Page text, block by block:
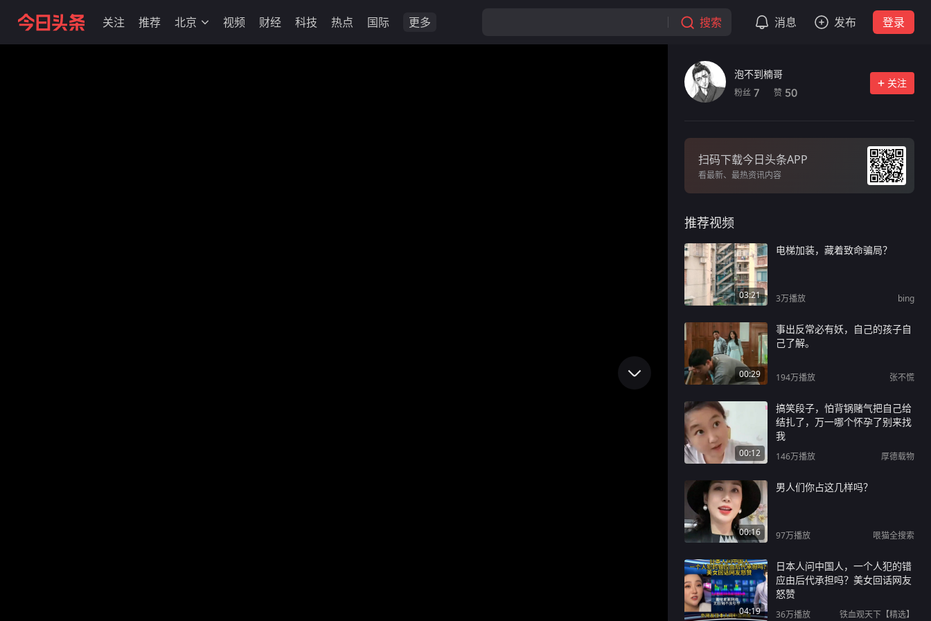
关注 推荐 北京 视频 财经 科技 热点 国际 更多 搜索 消息 发布 登录
泡不到楠哥
粉丝 7 赞 50
关注
扫码下载今日头条APP
看最新、最热资讯内容
推荐视频
03:21
电梯加装，藏着致命骗局？
3万播放 bing
00:29
事出反常必有妖，自己的孩子自
己了解。
194万播放 张不慌
00:12
搞笑段子，怕背锅赌气把自己给
结扎了，万一哪个怀孕了别来找
我
146万播放 厚德载物
00:16
男人们你占这几样吗？
97万播放 哏猫全搜索
04:19
日本人问中国人，一个人犯的错
应由后代承担吗？美女回话网友
怒赞
36万播放 铁血观天下【精选】